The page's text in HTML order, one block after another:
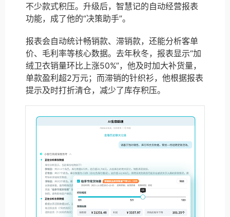
不少款式积压。升级后，智慧记的自动经营报表
功能，成了他的“决策助手”。
报表会自动统计畅销款、滞销款，还能分析客单
价、毛利率等核心数据。去年秋冬，报表显示“加
绒卫衣销量环比上涨50%”，他及时加大补货量，
单款盈利超2万元；而滞销的针织衫，他根据报表
提示及时打折清仓，减少了库存积压。